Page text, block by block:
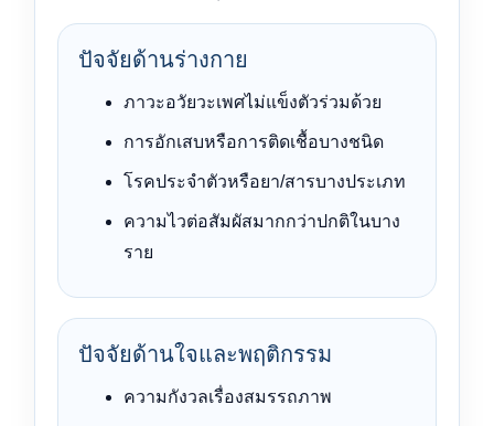
ปัจจัยด้านร่างกาย
ภาวะอวัยวะเพศไม่แข็งตัวร่วมด้วย
การอักเสบหรือการติดเชื้อบางชนิด
โรคประจำตัวหรือยา/สารบางประเภท
ความไวต่อสัมผัสมากกว่าปกติในบาง
ราย
ปัจจัยด้านใจและพฤติกรรม
ความกังวลเรื่องสมรรถภาพ